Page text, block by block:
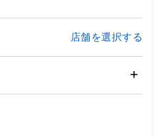
店舗を選択する